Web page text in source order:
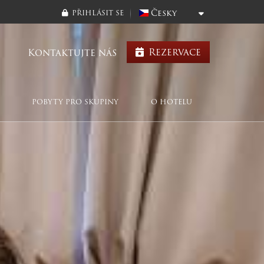
Česky
PŘIHLÁSIT SE
Rezervace
Kontaktujte nás
POBYTY PRO SKUPINY O HOTELU